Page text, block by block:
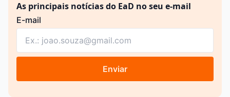
As principais notícias do EaD no seu e-mail
E-mail
Enviar